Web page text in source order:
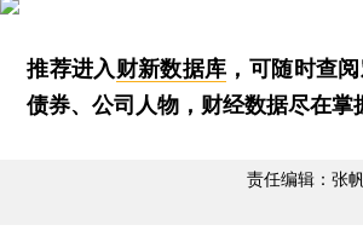
推荐进入财新数据库 ，可随时查
债券、公司人物，财经数据尽在掌
责任编辑：张